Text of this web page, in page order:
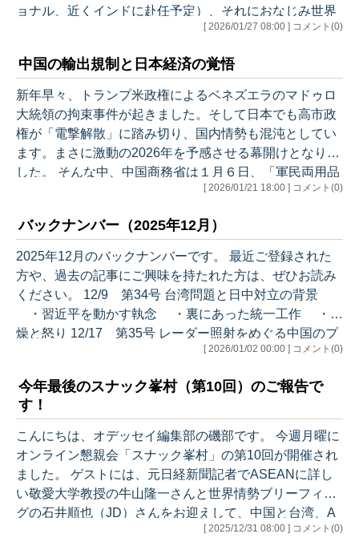
ョナル、近くインドに赴任予定）、それにおなじみ世界
情勢ブリーフィングの石井順也（JD）さんをお迎えしま
わっていただければと思い、ごく一部の内容になります
がお届けいたします。 ＊＊＊＊＊＊＊＊＊＊＊ 今年最初
のスナック峯村です！ ＊＊＊＊＊＊＊＊＊＊＊ まず峯村
さんから、今年最初のスナック峯村を祝して乾杯の挨拶
がありました。 そして…
[ 2026/01/27 08:00 ] コメント(0)
中国の輸出規制と日本経済の覚悟
新年早々、トランプ米政権によるベネズエラのマドゥロ
大統領の拘束事件が起きました。そして日本でも高市政
権が「電撃解散」に踏み切り、国内情勢も混沌としてい
ます。まさに激動の2026年を予感させる幕開けとなりま
した。 そんな中、中国商務省は１月６日、「軍民両用品
の対日輸出禁止」を発表しました。 ■ 中国 軍民両用の品
K） この発表直後から、「結局、何が止まるのか分から
ない」、「日本経済への影響は本当にあるのか」との疑
問と不安が広がりました。こうした疑問が相次いだ理由
は明確です。今回の措置は、分かりにくいこと自体が狙
いだからです。 実際、…
[ 2026/01/21 18:00 ] コメント(0)
バックナンバー（2025年12月）
2025年12月のバックナンバーです。 最近ご登録された
方や、過去の記事にご興味を持たれた方は、ぜひお読み
ください。 12/9 第34号 台湾問題と日中対立の背景
・習近平を動かす執念 ・裏にあった統一工作 ・焦
燥と怒り 12/17 第35号 レーダー照射をめぐる中国のプ
ロパガンダ ・論点のすり替え ・沈黙は弱点 ・
大臣単独インタビュー 12/29 オンライン懇親会「スナ
ック峯村」第10回 ゲストに元日経新聞記者でASEAN
に詳しい敬愛大学教授の牛山隆一さんと世界情勢ブリー
フィングの石井順也さんをお迎えして、中国と台湾、A
S…
[ 2026/01/02 00:00 ] コメント(0)
今年最後のスナック峯村（第10回）のご報告で
す！
こんにちは、オデッセイ編集部の磯部です。 今週月曜に
オンライン懇親会「スナック峯村」の第10回が開催され
ました。 ゲストには、元日経新聞記者でASEANに詳し
い敬愛大学教授の牛山隆一さんと世界情勢ブリーフィン
グの石井順也（JD）さんをお迎えして、中国と台湾、A
SEANなどについて様々な角度から議論が行われまし
[ 2025/12/31 08:00 ] コメント(0)